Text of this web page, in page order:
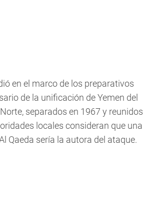
en el marco de los preparativos
de la unificación de Yemen del
separados en 1967 y reunidos
locales consideran que una
Qaeda sería la autora del ataque.